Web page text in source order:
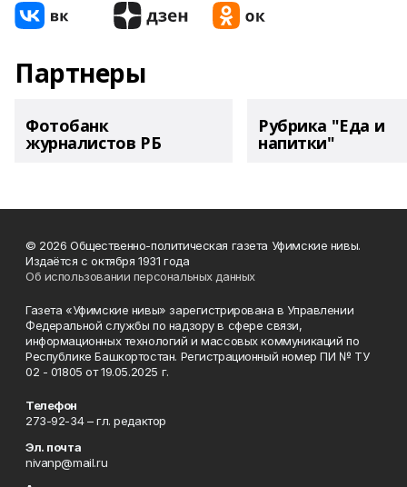
Партнеры
Фотобанк
журналистов РБ
Рубрика "Еда и
напитки"
© 2026 Общественно-политическая газета Уфимские нивы.
Издаётся с октября 1931 года
Об использовании персональных данных
Газета «Уфимские нивы» зарегистрирована в Управлении
Федеральной службы по надзору в сфере связи,
информационных технологий и массовых коммуникаций по
Республике Башкортостан. Регистрационный номер ПИ № ТУ
02 - 01805 от 19.05.2025 г.
Телефон
273-92-34 – гл. редактор
Эл. почта
nivanp@mail.ru